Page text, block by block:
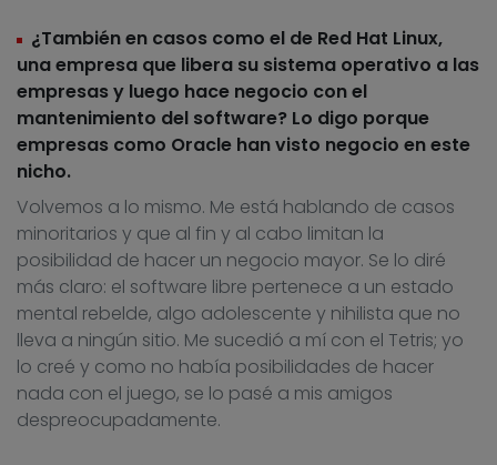
¿También en casos como el de Red Hat Linux,
una empresa que libera su sistema operativo a las
empresas y luego hace negocio con el
mantenimiento del software? Lo digo porque
empresas como Oracle han visto negocio en este
nicho.
Volvemos a lo mismo. Me está hablando de casos
minoritarios y que al fin y al cabo limitan la
posibilidad de hacer un negocio mayor. Se lo diré
más claro: el software libre pertenece a un estado
mental rebelde, algo adolescente y nihilista que no
lleva a ningún sitio. Me sucedió a mí con el Tetris; yo
lo creé y como no había posibilidades de hacer
nada con el juego, se lo pasé a mis amigos
despreocupadamente.